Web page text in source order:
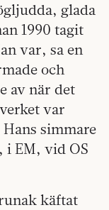
glada
1990 tagit
var, sa en
och
av när det
var
simmare
i EM, vid OS
käftat